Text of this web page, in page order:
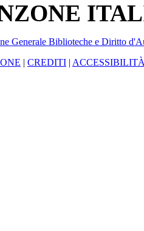
Generale Biblioteche e Diritto
| CREDITI |